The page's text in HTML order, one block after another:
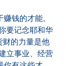
钱的才能。
要记念耶和华
的力量是他
立事业、经营